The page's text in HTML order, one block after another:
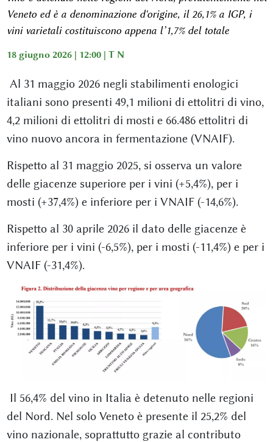
Veneto ed è a denominazione d'origine, il 26,1% a IGP, i
vini varietali costituiscono appena l’1,7% del totale
18 giugno 2026 | 12:00 | T N
Al 31 maggio 2026 negli stabilimenti enologici
italiani sono presenti 49,1 milioni di ettolitri di vino,
4,2 milioni di ettolitri di mosti e 66.486 ettolitri di
vino nuovo ancora in fermentazione (VNAIF).
Rispetto al 31 maggio 2025, si osserva un valore
delle giacenze superiore per i vini (+5,4%), per i
mosti (+37,4%) e inferiore per i VNAIF (-14,6%).
Rispetto al 30 aprile 2026 il dato delle giacenze è
inferiore per i vini (-6,5%), per i mosti (-11,4%) e per i
VNAIF (-31,4%).
Il 56,4% del vino in Italia è detenuto nelle regioni
del Nord. Nel solo Veneto è presente il 25,2% del
vino nazionale, soprattutto grazie al contributo